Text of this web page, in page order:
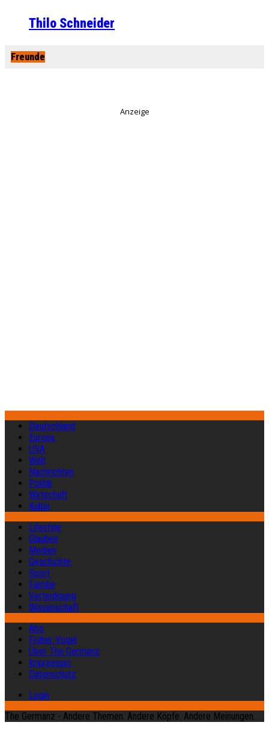
Thilo Schneider
Freunde
Anzeige
Deutschland
Europa
USA
Welt
Nachrichten
Politik
Wirtschaft
Kultur
Lifestyle
Glauben
Medien
Geschichte
Sport
Familie
Verteidigung
Wissenschaft
Abo
Früher Vogel
Über The Germanz
Impressum
Datenschutz
Login
The Germanz - Andere Themen. Andere Köpfe. Andere Meinungen.